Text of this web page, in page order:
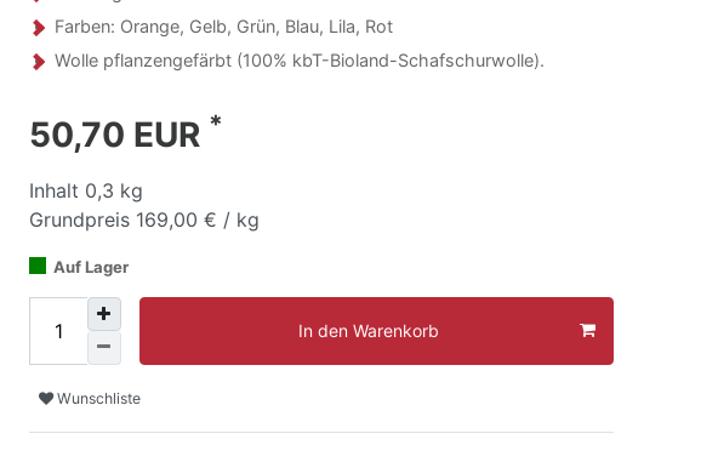
Farben: Orange, Gelb, Grün, Blau, Lila, Rot
Wolle pflanzengefärbt (100% kbT-Bioland-Schafschurwolle).
50,70 EUR *
Inhalt 0,3 kg
Grundpreis 169,00 € / kg
Auf Lager
In den Warenkorb
Wunschliste